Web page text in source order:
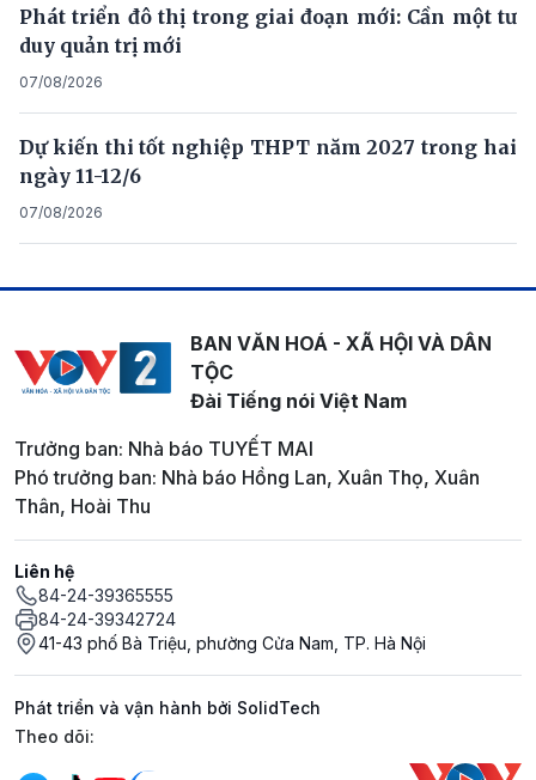
Phát triển đô thị trong giai đoạn mới: Cần một tư
duy quản trị mới
07/08/2026
Dự kiến thi tốt nghiệp THPT năm 2027 trong hai
ngày 11-12/6
07/08/2026
BAN VĂN HOÁ - XÃ HỘI VÀ DÂN
TỘC
Đài Tiếng nói Việt Nam
Trưởng ban: Nhà báo TUYẾT MAI
Phó trưởng ban: Nhà báo Hồng Lan, Xuân Thọ, Xuân
Thân, Hoài Thu
Liên hệ
84-24-39365555
84-24-39342724
41-43 phố Bà Triệu, phường Cửa Nam, TP. Hà Nội
Phát triển và vận hành bởi SolidTech
Mạng xã hội
Theo dõi: